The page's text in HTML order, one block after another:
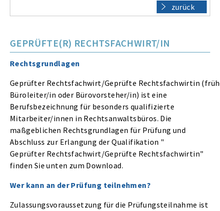
zurück
GEPRÜFTE(R) RECHTSFACHWIRT/IN
Rechtsgrundlagen
Geprüfter Rechtsfachwirt/Geprüfte Rechtsfachwirtin
Büroleiter/in oder Bürovorsteher/in) ist eine
Berufsbezeichnung für besonders qualifizierte
Mitarbeiter/innen in Rechtsanwaltsbüros. Die
maßgeblichen Rechtsgrundlagen für Prüfung und
Abschluss zur Erlangung der Qualifikation "
Geprüfter Rechtsfachwirt/Geprüfte Rechtsfachwirtin"
finden Sie unten zum Download.
Wer kann an der Prüfung teilnehmen?
Zulassungsvoraussetzung für die Prüfungsteilnahme ist